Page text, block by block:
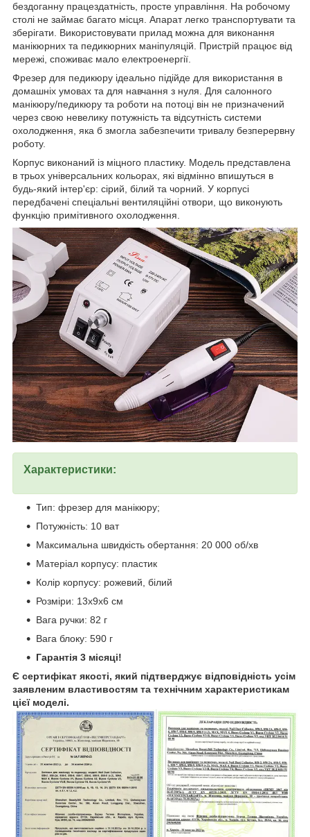
бездоганну працездатність, просте управління. На робочому
столі не займає багато місця. Апарат легко транспортувати та
зберігати. Використовувати прилад можна для виконання
манікюрних та педикюрних маніпуляцій. Пристрій працює від
мережі, споживає мало електроенергії.
Фрезер для педикюру ідеально підійде для використання в
домашніх умовах та для навчання з нуля. Для салонного
манікюру/педикюру та роботи на потоці він не призначений
через свою невелику потужність та відсутність системи
охолодження, яка б змогла забезпечити тривалу безперервну
роботу.
Корпус виконаний із міцного пластику. Модель представлена
в трьох універсальних кольорах, які відмінно впишуться в
будь-який інтер'єр: сірий, білий та чорний. У корпусі
передбачені спеціальні вентиляційні отвори, що виконують
функцію примітивного охолодження.
Характеристики:
Тип: фрезер для манікюру;
Потужність: 10 ват
Максимальна швидкість обертання: 20 000 об/хв
Матеріал корпусу: пластик
Колір корпусу: рожевий, білий
Розміри: 13х9х6 см
Вага ручки: 82 г
Вага блоку: 590 г
Гарантія 3 місяці!
Є сертифікат якості, який підтверджує відповідність усім
заявленим властивостям та технічним характеристикам
цієї моделі.